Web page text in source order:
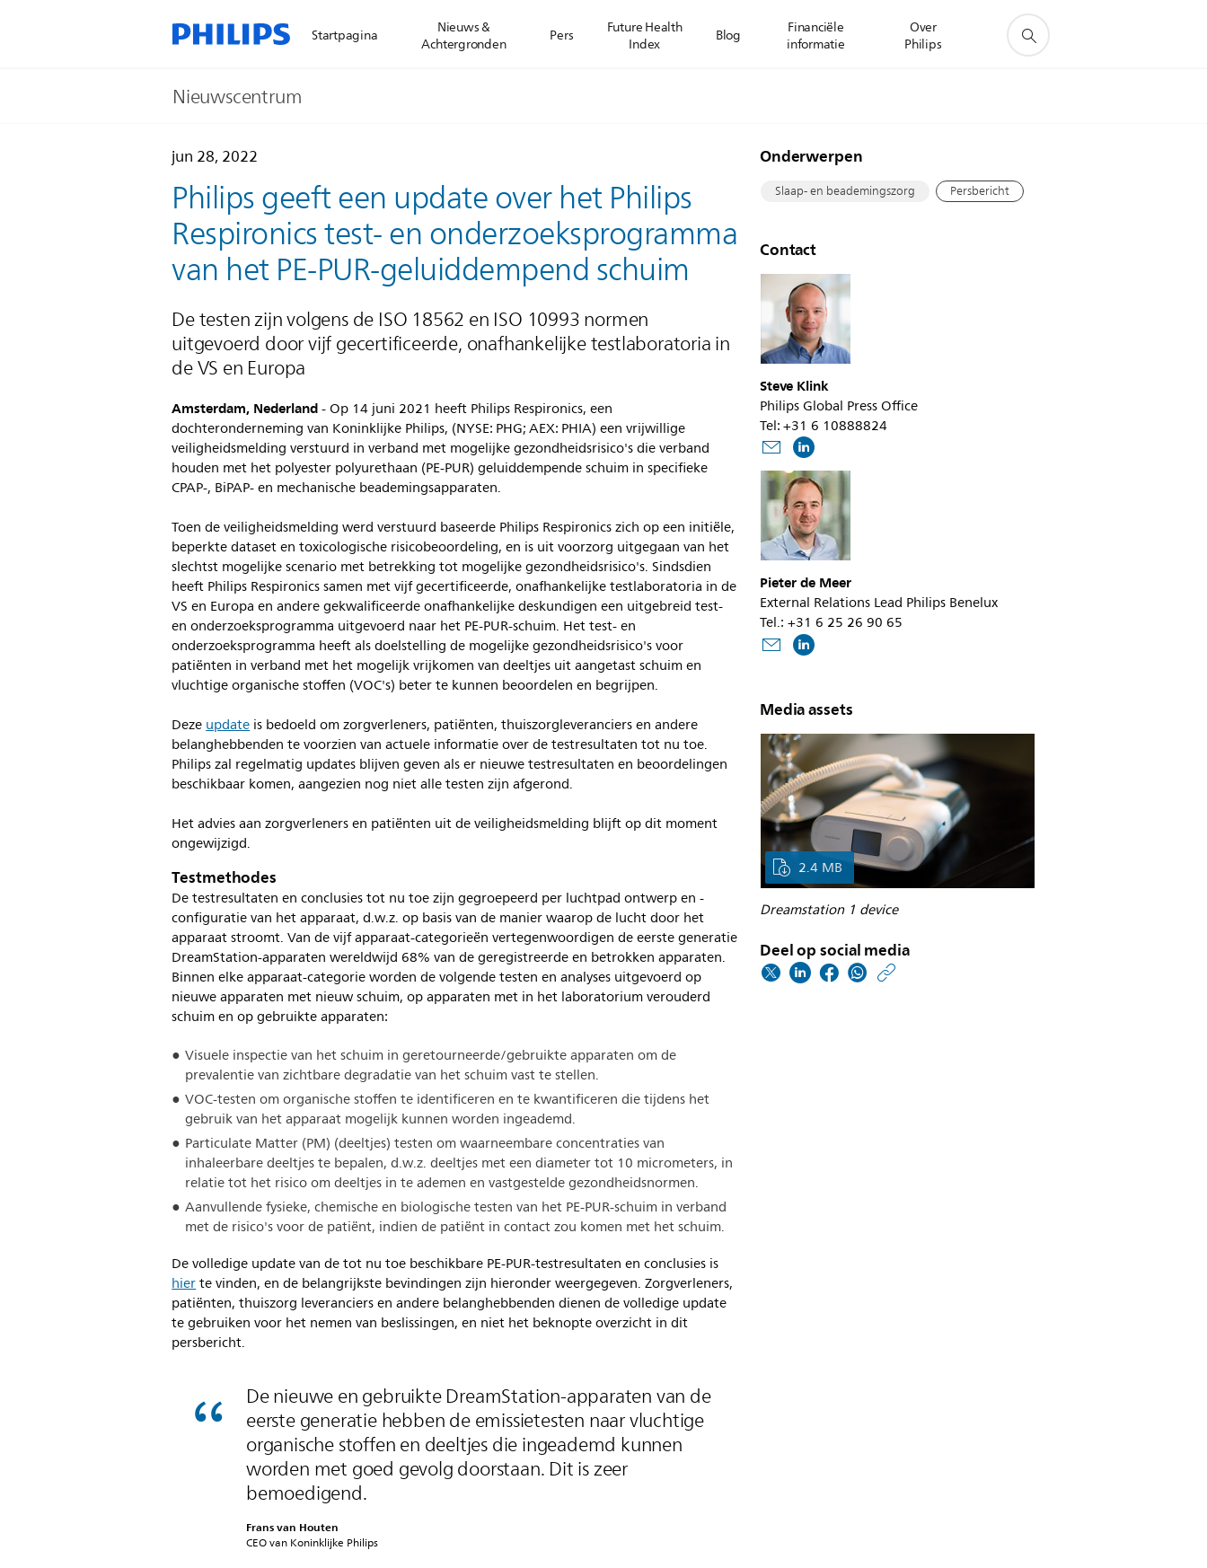
Startpagina
Nieuws &
Achtergronden
Pers
Future Health
Index
Blog
Financiële
informatie
Over
Philips
Nieuwscentrum
jun 28, 2022
Philips geeft een update over het Philips
Respironics test- en onderzoeksprogramma
van het PE-PUR-geluiddempend schuim
De testen zijn volgens de ISO 18562 en ISO 10993 normen
uitgevoerd door vijf gecertificeerde, onafhankelijke testlaboratoria in
de VS en Europa
Amsterdam, Nederland- Op 14 juni 2021 heeft Philips Respironics, een
dochteronderneming van Koninklijke Philips, (NYSE: PHG; AEX: PHIA) een vrijwillige
veiligheidsmelding verstuurd in verband met mogelijke gezondheidsrisico's die verband
houden met het polyester polyurethaan (PE-PUR) geluiddempende schuim in specifieke
CPAP-, BiPAP- en mechanische beademingsapparaten.
Toen de veiligheidsmelding werd verstuurd baseerde Philips Respironics zich op een initiële,
beperkte dataset en toxicologische risicobeoordeling, en is uit voorzorg uitgegaan van het
slechtst mogelijke scenario met betrekking tot mogelijke gezondheidsrisico's. Sindsdien
heeft Philips Respironics samen met vijf gecertificeerde, onafhankelijke testlaboratoria in de
VS en Europa en andere gekwalificeerde onafhankelijke deskundigen een uitgebreid test-
en onderzoeksprogramma uitgevoerd naar het PE-PUR-schuim. Het test- en
onderzoeksprogramma heeft als doelstelling de mogelijke gezondheidsrisico's voor
patiënten in verband met het mogelijk vrijkomen van deeltjes uit aangetast schuim en
vluchtige organische stoffen (VOC's) beter te kunnen beoordelen en begrijpen.
Dezeupdateis bedoeld om zorgverleners, patiënten, thuiszorgleveranciers en andere
belanghebbenden te voorzien van actuele informatie over de testresultaten tot nu toe.
Philips zal regelmatig updates blijven geven als er nieuwe testresultaten en beoordelingen
beschikbaar komen, aangezien nog niet alle testen zijn afgerond.
Het advies aan zorgverleners en patiënten uit de veiligheidsmelding blijft op dit moment
ongewijzigd.
Testmethodes
De testresultaten en conclusies tot nu toe zijn gegroepeerd per luchtpad ontwerp en -
configuratie van het apparaat, d.w.z. op basis van de manier waarop de lucht door het
apparaat stroomt. Van de vijf apparaat-categorieën vertegenwoordigen de eerste generatie
DreamStation-apparaten wereldwijd 68% van de geregistreerde en betrokken apparaten.
Binnen elke apparaat-categorie worden de volgende testen en analyses uitgevoerd op
nieuwe apparaten met nieuw schuim, op apparaten met in het laboratorium verouderd
schuim en op gebruikte apparaten:
Visuele inspectie van het schuim in geretourneerde/gebruikte apparaten om de
prevalentie van zichtbare degradatie van het schuim vast te stellen.
VOC-testen om organische stoffen te identificeren en te kwantificeren die tijdens het
gebruik van het apparaat mogelijk kunnen worden ingeademd.
Particulate Matter (PM) (deeltjes) testen om waarneembare concentraties van
inhaleerbare deeltjes te bepalen, d.w.z. deeltjes met een diameter tot 10 micrometers, in
relatie tot het risico om deeltjes in te ademen en vastgestelde gezondheidsnormen.
Aanvullende fysieke, chemische en biologische testen van het PE-PUR-schuim in verband
met de risico's voor de patiënt, indien de patiënt in contact zou komen met het schuim.
De volledige update van de tot nu toe beschikbare PE-PUR-testresultaten en conclusies is
hierte vinden, en de belangrijkste bevindingen zijn hieronder weergegeven. Zorgverleners,
patiënten, thuiszorg leveranciers en andere belanghebbenden dienen de volledige update
te gebruiken voor het nemen van beslissingen, en niet het beknopte overzicht in dit
persbericht.
De nieuwe en gebruikte DreamStation-apparaten van de
eerste generatie hebben de emissietesten naar vluchtige
organische stoffen en deeltjes die ingeademd kunnen
worden met goed gevolg doorstaan. Dit is zeer
bemoedigend.
Frans van Houten
CEO van Koninklijke Philips
Onderwerpen
Slaap- en beademingszorg Persbericht
Contact
Steve Klink
Philips Global Press Office
Tel: +31 6 10888824
Pieter de Meer
External Relations Lead Philips Benelux
Tel.: +31 6 25 26 90 65
Media assets
2.4 MB
Dreamstation 1 device
Deel op social media